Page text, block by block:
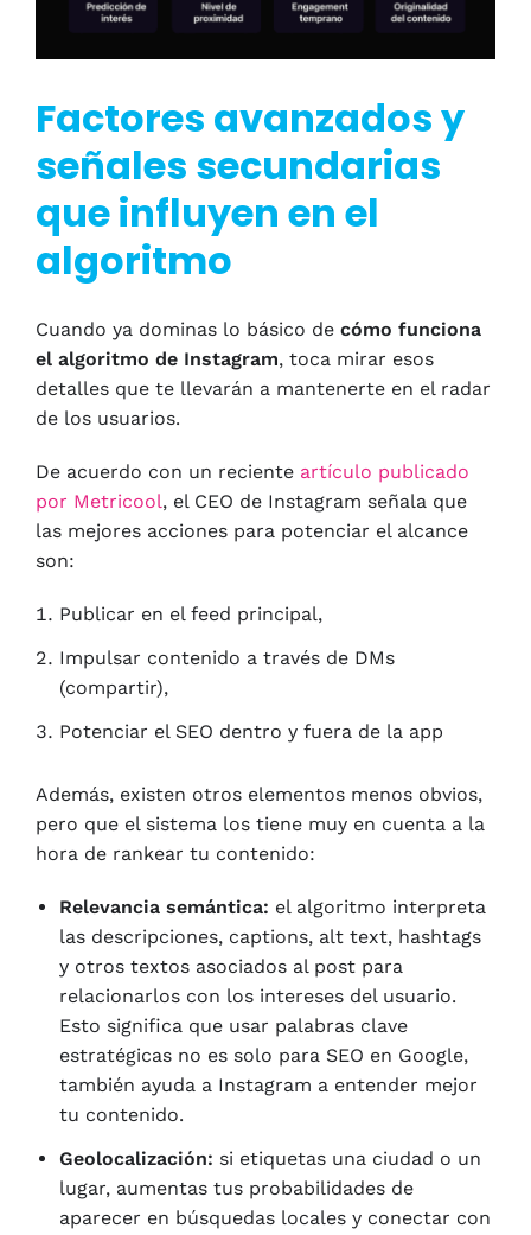
Factores avanzados y
señales secundarias
que influyen en el
algoritmo
Cuando ya dominas lo básico de cómo funciona
el algoritmo de Instagram, toca mirar esos
detalles que te llevarán a mantenerte en el radar
de los usuarios.
De acuerdo con un reciente artículo publicado
por Metricool, el CEO de Instagram señala que
las mejores acciones para potenciar el alcance
son:
Publicar en el feed principal,
Impulsar contenido a través de DMs
(compartir),
Potenciar el SEO dentro y fuera de la app
Además, existen otros elementos menos obvios,
pero que el sistema los tiene muy en cuenta a la
hora de rankear tu contenido:
Relevancia semántica: el algoritmo interpreta
las descripciones, captions, alt text, hashtags
y otros textos asociados al post para
relacionarlos con los intereses del usuario.
Esto significa que usar palabras clave
estratégicas no es solo para SEO en Google,
también ayuda a Instagram a entender mejor
tu contenido.
Geolocalización: si etiquetas una ciudad o un
lugar, aumentas tus probabilidades de
aparecer en búsquedas locales y conectar con